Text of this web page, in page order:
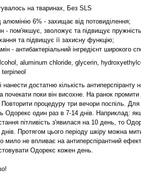
на тваринах, Без SLS
6% - захищає від потовиділення;
- пом'якшує, зволожує та підвищує
та підвищує її захисну функцію;
- антибактеріальний інгредієнт широкого
aluminum chloride, glycerin,
нанести достатню кількість
почекати поки він висохне. На ранок промити
процедуру три вечори поспіль.
Одорекс один раз в 7-14 днів. Наприклад:
пітливість з'явилася на 10 день, то
днів. Протягом цього періоду шкіру можна
мило не впливає на антиперспірантний
Одорекс кожен день.